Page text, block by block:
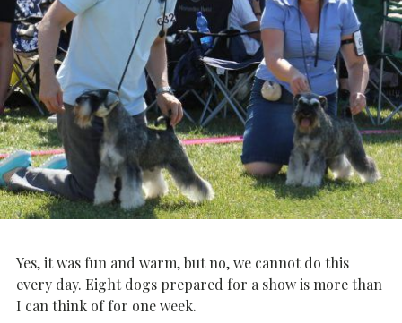
Yes, it was fun and warm, but no, we cannot do this
every day. Eight dogs prepared for a show is more than
I can think of for one week.